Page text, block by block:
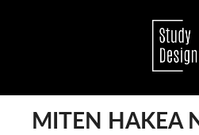
MITEN HAKEA